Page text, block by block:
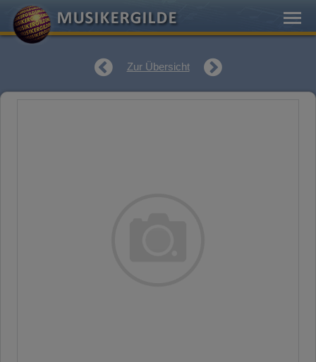
Zur Übersicht